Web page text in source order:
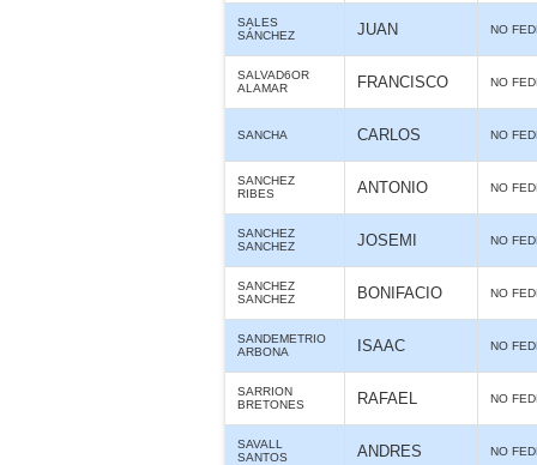
SALES
SÁNCHEZ
JUAN NO
SALVAD6OR
ALAMAR
FRANCISCO NO
SANCHA CARLOS NO
SANCHEZ
RIBES
ANTONIO NO
SANCHEZ
SANCHEZ
JOSEMI NO
SANCHEZ
SANCHEZ
BONIFACIO NO
SANDEMETRIO
ARBONA
ISAAC NO
SARRION
BRETONES
RAFAEL NO
SAVALL
SANTOS
ANDRES NO